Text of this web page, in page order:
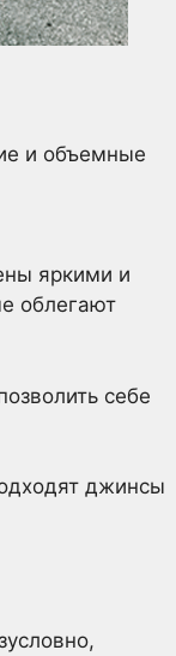
и объемные
яркими и
облегают
себе
джинсы